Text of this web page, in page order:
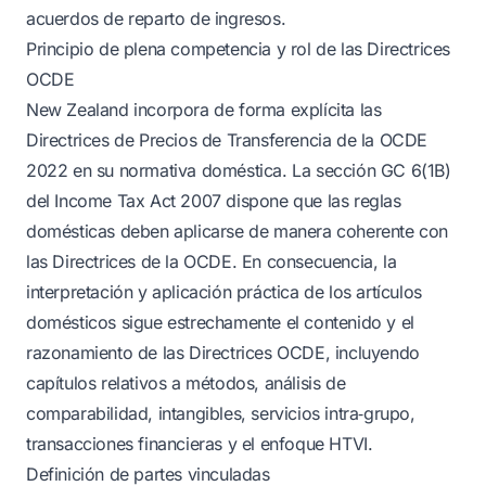
acuerdos de reparto de ingresos.
Principio de plena competencia y rol de las Directrices
OCDE
New Zealand incorpora de forma explícita las
Directrices de Precios de Transferencia de la OCDE
2022 en su normativa doméstica. La sección GC 6(1B)
del Income Tax Act 2007 dispone que las reglas
domésticas deben aplicarse de manera coherente con
las Directrices de la OCDE. En consecuencia, la
interpretación y aplicación práctica de los artículos
domésticos sigue estrechamente el contenido y el
razonamiento de las Directrices OCDE, incluyendo
capítulos relativos a métodos, análisis de
comparabilidad, intangibles, servicios intra‑grupo,
transacciones financieras y el enfoque HTVI.
Definición de partes vinculadas